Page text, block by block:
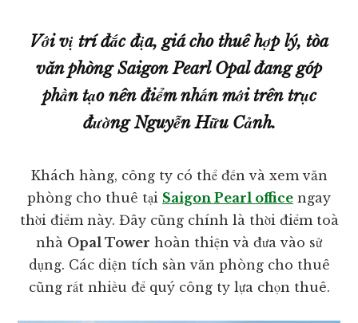
thuê
Với vị trí đắc địa, giá cho thuê hợp lý, tòa
văn phòng Saigon Pearl Opal đang góp
phần tạo nên điểm nhấn mới trên trục
đường Nguyễn Hữu Cảnh.
Khách hàng, công ty có thể đến và xem văn
phòng cho thuê tại Saigon Pearl office ngay
thời điểm này. Đây cũng chính là thời điểm toà
nhà Opal Tower hoàn thiện và đưa vào sử
dụng. Các diện tích sàn văn phòng cho thuê
cũng rất nhiều để quý công ty lựa chọn thuê.